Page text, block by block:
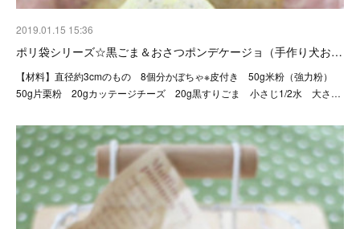
2019.01.15 15:36
ポリ袋シリーズ☆黒ごま＆おさつポンデケージョ（手作り犬お…
【材料】直径約3cmのもの 8個分かぼちゃ※皮付き 50g米粉（強力粉）
50g片栗粉 20gカッテージチーズ 20g黒すりごま 小さじ1/2水 大さ…